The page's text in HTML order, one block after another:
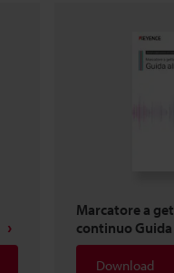
Marcatore a
continuo
Download